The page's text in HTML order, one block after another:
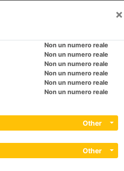
×
Non un numero reale
Non un numero reale
Non un numero reale
Non un numero reale
Non un numero reale
Non un numero reale
Other
Other
Dominicus Palace